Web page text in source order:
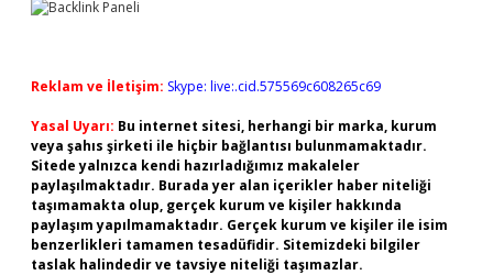
Reklam ve İletişim: Skype: live:.cid.575569c608265c69
Yasal Uyarı: Bu internet sitesi, herhangi bir marka, kurum
veya şahıs şirketi ile hiçbir bağlantısı bulunmamaktadır.
Sitede yalnızca kendi hazırladığımız makaleler
paylaşılmaktadır. Burada yer alan içerikler haber niteliği
taşımamakta olup, gerçek kurum ve kişiler hakkında
paylaşım yapılmamaktadır. Gerçek kurum ve kişiler ile isim
benzerlikleri tamamen tesadüfidir. Sitemizdeki bilgiler
taslak halindedir ve tavsiye niteliği taşımazlar.